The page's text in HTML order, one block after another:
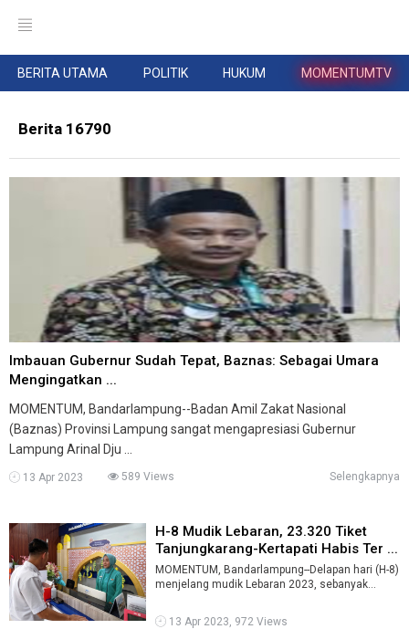
BERITA UTAMA POLITIK HUKUM MOMENTUMTV
Berita 16790
Imbauan Gubernur Sudah Tepat, Baznas: Sebagai Umara
Mengingatkan ...
MOMENTUM, Bandarlampung--Badan Amil Zakat Nasional
(Baznas) Provinsi Lampung sangat mengapresiasi Gubernur
Lampung Arinal Dju ...
13 Apr 2023 589 Views Selengkapnya
H-8 Mudik Lebaran, 23.320 Tiket
Tanjungkarang-Kertapati Habis Ter ...
MOMENTUM, Bandarlampung--Delapan hari (H-8)
menjelang mudik Lebaran 2023, sebanyak
13 Apr 2023, 972 Views